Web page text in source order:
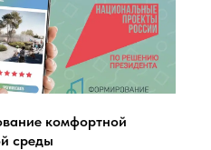
комфортной
среды